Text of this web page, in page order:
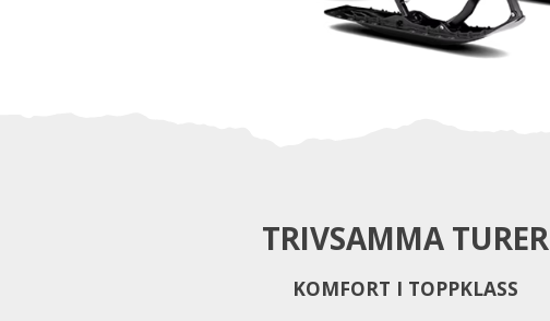
TRIVSAMMA TURER
KOMFORT I TOPPKLASS